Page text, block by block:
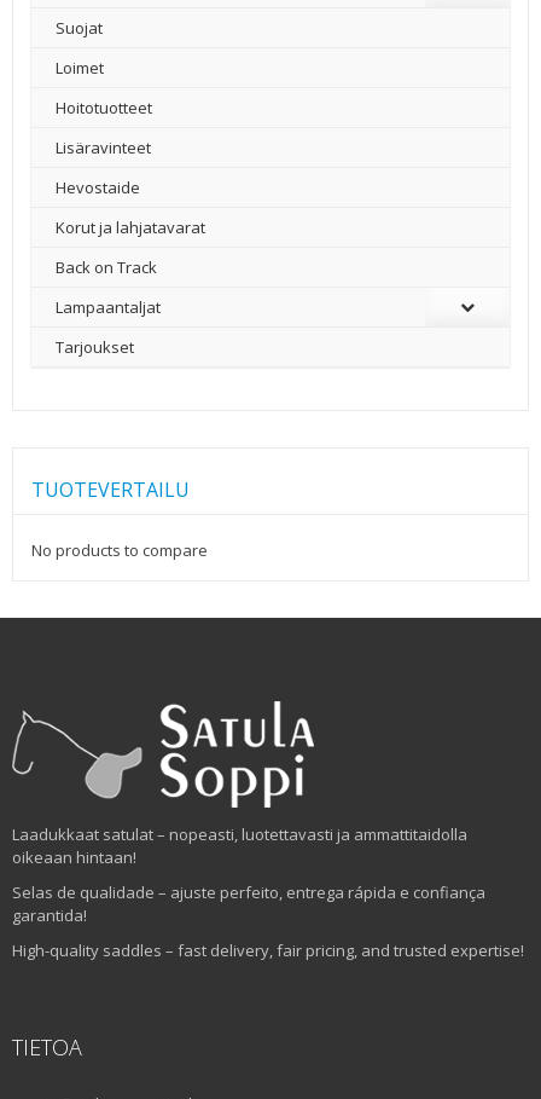
Suojat
Loimet
Hoitotuotteet
Lisäravinteet
Hevostaide
Korut ja lahjatavarat
Back on Track
Lampaantaljat
Tarjoukset
TUOTEVERTAILU
No products to compare
Laadukkaat satulat – nopeasti, luotettavasti ja ammattitaidolla
oikeaan hintaan!
Selas de qualidade – ajuste perfeito, entrega rápida e confiança
garantida!
High-quality saddles – fast delivery, fair pricing, and trusted expertise!
TIETOA